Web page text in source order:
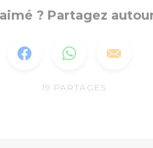
? Partagez
19 PARTAGES